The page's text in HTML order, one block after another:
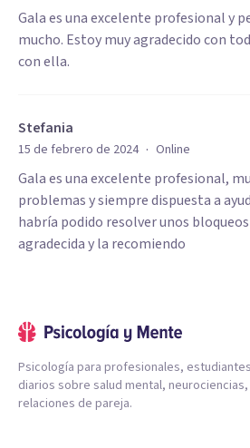
Gala es una excelente profesional y
mucho. Estoy muy agradecido con
con ella.
Stefania
15 de febrero de 2024 · Online
Gala es una excelente profesional,
problemas y siempre dispuesta a
habría podido resolver unos
agradecida y la recomiendo
Psicología para profesionales,
diarios sobre salud mental,
relaciones de pareja.